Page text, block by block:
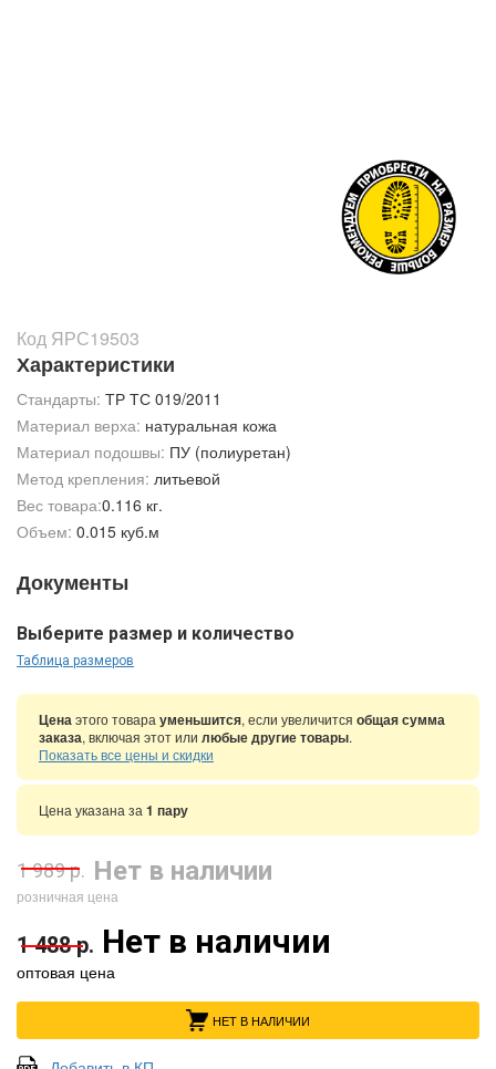
Код ЯРС19503
Характеристики
Стандарты: ТР ТС 019/2011
Материал верха: натуральная кожа
Материал подошвы: ПУ (полиуретан)
Метод крепления: литьевой
Вес товара:0.116 кг.
Объем: 0.015 куб.м
Документы
Выберите размер и количество
Таблица размеров
Ценаэтого товара уменьшится, если увеличится общая сумма
заказа, включая этот или любые другие товары.
Показать все цены и скидки
Цена указана за 1 пару
1 989 р. Нет в наличии
розничная цена
1 488 р. Нет в наличии
оптовая цена
НЕТ В НАЛИЧИИ